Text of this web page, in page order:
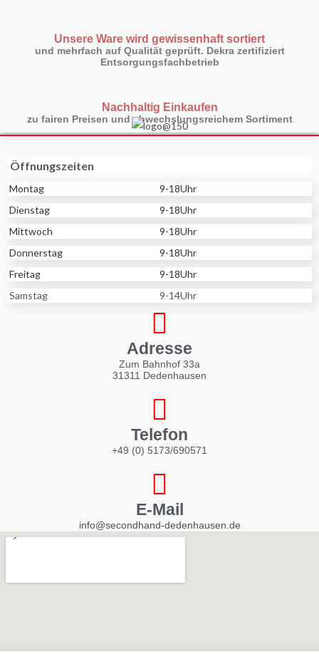
Unsere Ware wird gewissenhaft sortiert
und mehrfach auf Qualität geprüft. Dekra zertifiziert
Entsorgungsfachbetrieb
Nachhaltig Einkaufen
zu fairen Preisen und abwechslungsreichem Sortiment
Öffnungszeiten
Montag
9-18Uhr
Dienstag
9-18Uhr
Mittwoch
9-18Uhr
Donnerstag
9-18Uhr
Freitag
9-18Uhr
Samstag
9-14Uhr
Adresse
Zum Bahnhof 33a
31311 Dedenhausen
Telefon
+49 (0) 5173/690571
E-Mail
info@secondhand-dedenhausen.de